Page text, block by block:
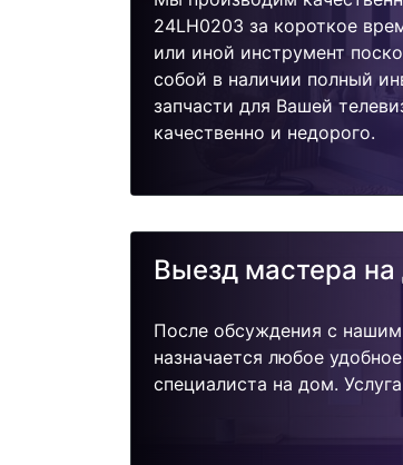
24LH0203 за короткое
или иной инструмент
собой в наличии полный
запчасти для Вашей
качественно и недорого.
Выезд мастера
После обсуждения с
назначается любое
специалиста на дом.